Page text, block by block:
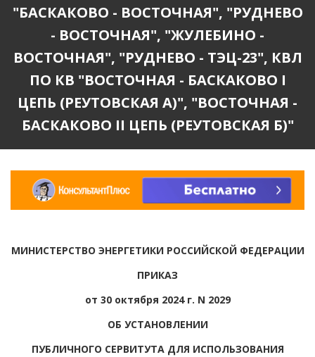
"БАСКАКОВО - ВОСТОЧНАЯ", "РУДНЕВО
- ВОСТОЧНАЯ", "ЖУЛЕБИНО -
ВОСТОЧНАЯ", "РУДНЕВО - ТЭЦ-23", КВЛ
ПО КВ "ВОСТОЧНАЯ - БАСКАКОВО I
ЦЕПЬ (РЕУТОВСКАЯ А)", "ВОСТОЧНАЯ -
БАСКАКОВО II ЦЕПЬ (РЕУТОВСКАЯ Б)"
МИНИСТЕРСТВО ЭНЕРГЕТИКИ РОССИЙСКОЙ ФЕДЕРАЦИИ
ПРИКАЗ
от 30 октября 2024 г. N 2029
ОБ УСТАНОВЛЕНИИ
ПУБЛИЧНОГО СЕРВИТУТА ДЛЯ ИСПОЛЬЗОВАНИЯ